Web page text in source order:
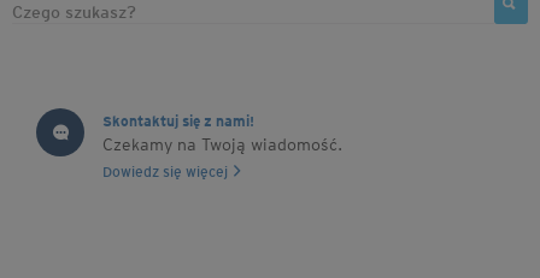
Skontaktuj się z nami!
Czekamy na Twoją wiadomość.
Dowiedz się więcej